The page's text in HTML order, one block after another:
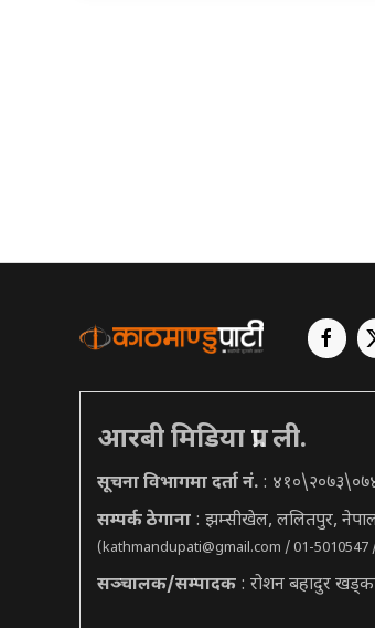
आरबी मिडिया प्रा. ली.
सूचना विभागमा दर्ता नं. :
सम्पर्क ठेगाना : झम्सीखेल, ललितपुर,
(kathmandupati@gmail.com / 01-5010547
सञ्चालक/सम्पादक : रोशन बहादुर